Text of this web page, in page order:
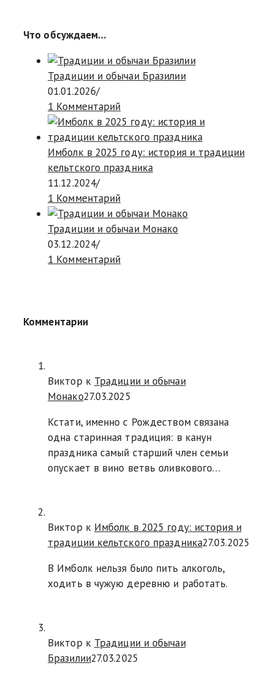
Что обсуждаем…
Традиции и обычаи Бразилии
01.01.2026/
1 Комментарий
Имболк в 2025 году: история и традиции
кельтского праздника
11.12.2024/
1 Комментарий
Традиции и обычаи Монако
03.12.2024/
1 Комментарий
Комментарии
Виктор к Традиции и обычаи
Монако27.03.2025
Кстати, именно с Рождеством связана
одна старинная традиция: в канун
праздника самый старший член семьи
опускает в вино ветвь оливкового…
Виктор к Имболк в 2025 году: история и
традиции кельтского праздника27.03.2025
В Имболк нельзя было пить алкоголь,
ходить в чужую деревню и работать.
Виктор к Традиции и обычаи
Бразилии27.03.2025